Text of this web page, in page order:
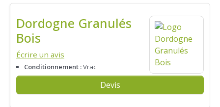
Dordogne Granulés
Bois
Écrire un avis
Conditionnement :Vrac
Devis